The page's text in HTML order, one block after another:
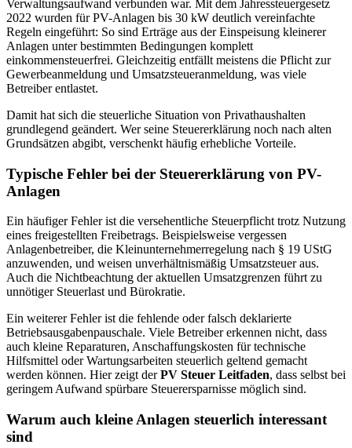
Verwaltungsaufwand verbunden war. Mit dem Jahressteuergesetz
2022 wurden für PV-Anlagen bis 30 kW deutlich vereinfachte
Regeln eingeführt: So sind Erträge aus der Einspeisung kleinerer
Anlagen unter bestimmten Bedingungen komplett
einkommensteuerfrei. Gleichzeitig entfällt meistens die Pflicht zur
Gewerbeanmeldung und Umsatzsteueranmeldung, was viele
Betreiber entlastet.
Damit hat sich die steuerliche Situation von Privathaushalten
grundlegend geändert. Wer seine Steuererklärung noch nach alten
Grundsätzen abgibt, verschenkt häufig erhebliche Vorteile.
Typische Fehler bei der Steuererklärung von PV-
Anlagen
Ein häufiger Fehler ist die versehentliche Steuerpflicht trotz Nutzung
eines freigestellten Freibetrags. Beispielsweise vergessen
Anlagenbetreiber, die Kleinunternehmerregelung nach § 19 UStG
anzuwenden, und weisen unverhältnismäßig Umsatzsteuer aus.
Auch die Nichtbeachtung der aktuellen Umsatzgrenzen führt zu
unnötiger Steuerlast und Bürokratie.
Ein weiterer Fehler ist die fehlende oder falsch deklarierte
Betriebsausgabenpauschale. Viele Betreiber erkennen nicht, dass
auch kleine Reparaturen, Anschaffungskosten für technische
Hilfsmittel oder Wartungsarbeiten steuerlich geltend gemacht
werden können. Hier zeigt derPV Steuer Leitfaden, dass selbst bei
geringem Aufwand spürbare Steuerersparnisse möglich sind.
Warum auch kleine Anlagen steuerlich interessant
sind